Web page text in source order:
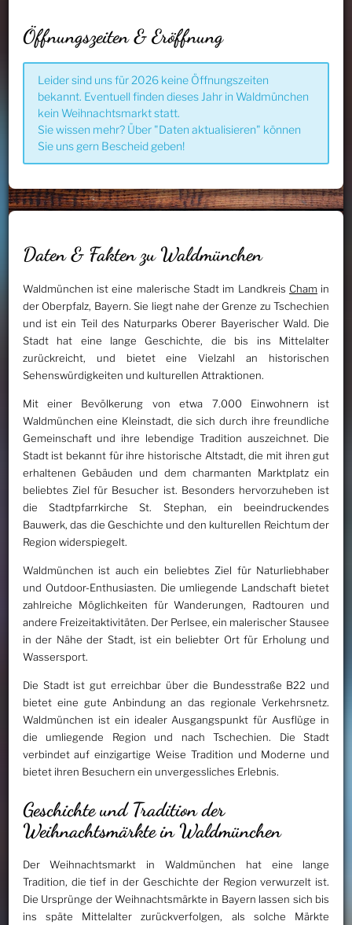
Öffnungszeiten & Eröffnung
Leider sind uns für 2026 keine Öffnungszeiten
bekannt. Eventuell finden dieses Jahr in Waldmünchen
kein Weihnachtsmarkt statt.
Sie wissen mehr? Über "Daten aktualisieren" können
Sie uns gern Bescheid geben!
Daten & Fakten zu Waldmünchen
Waldmünchen ist eine malerische Stadt im Landkreis Cham in
der Oberpfalz, Bayern. Sie liegt nahe der Grenze zu Tschechien
und ist ein Teil des Naturparks Oberer Bayerischer Wald. Die
Stadt hat eine lange Geschichte, die bis ins Mittelalter
zurückreicht, und bietet eine Vielzahl an historischen
Sehenswürdigkeiten und kulturellen Attraktionen.
Mit einer Bevölkerung von etwa 7.000 Einwohnern ist
Waldmünchen eine Kleinstadt, die sich durch ihre freundliche
Gemeinschaft und ihre lebendige Tradition auszeichnet. Die
Stadt ist bekannt für ihre historische Altstadt, die mit ihren gut
erhaltenen Gebäuden und dem charmanten Marktplatz ein
beliebtes Ziel für Besucher ist. Besonders hervorzuheben ist
die Stadtpfarrkirche St. Stephan, ein beeindruckendes
Bauwerk, das die Geschichte und den kulturellen Reichtum der
Region widerspiegelt.
Waldmünchen ist auch ein beliebtes Ziel für Naturliebhaber
und Outdoor-Enthusiasten. Die umliegende Landschaft bietet
zahlreiche Möglichkeiten für Wanderungen, Radtouren und
andere Freizeitaktivitäten. Der Perlsee, ein malerischer Stausee
in der Nähe der Stadt, ist ein beliebter Ort für Erholung und
Wassersport.
Die Stadt ist gut erreichbar über die Bundesstraße B22 und
bietet eine gute Anbindung an das regionale Verkehrsnetz.
Waldmünchen ist ein idealer Ausgangspunkt für Ausflüge in
die umliegende Region und nach Tschechien. Die Stadt
verbindet auf einzigartige Weise Tradition und Moderne und
bietet ihren Besuchern ein unvergessliches Erlebnis.
Geschichte und Tradition der
Weihnachtsmärkte in Waldmünchen
Der Weihnachtsmarkt in Waldmünchen hat eine lange
Tradition, die tief in der Geschichte der Region verwurzelt ist.
Die Ursprünge der Weihnachtsmärkte in Bayern lassen sich bis
ins späte Mittelalter zurückverfolgen, als solche Märkte